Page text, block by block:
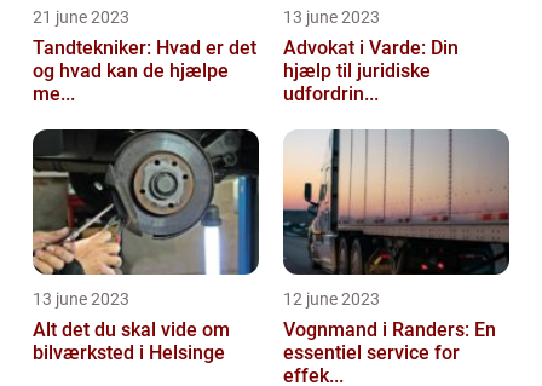
21 june 2023
Tandtekniker: Hvad er det
og hvad kan de hjælpe
me...
13 june 2023
Advokat i Varde: Din
hjælp til juridiske
udfordrin...
13 june 2023
Alt det du skal vide om
bilværksted i Helsinge
12 june 2023
Vognmand i Randers: En
essentiel service for
effek...